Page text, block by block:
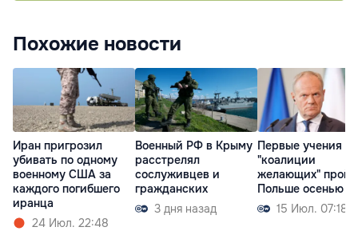
Похожие новости
Иран пригрозил
убивать по одному
военному США за
каждого погибшего
иранца
24 Июл. 22:48
Военный РФ в Крыму
расстрелял
сослуживцев и
гражданских
3 дня назад
Первые учения
"коалиции
желающих"
Польше осенью
15 Июл. 07:18